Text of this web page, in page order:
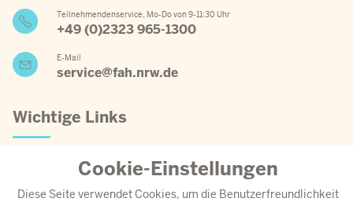
Teilnehmendenservice, Mo-Do von 9-11:30 Uhr
+49 (0)2323 965-1300
E-Mail
service@fah.nrw.de
Wichtige Links
Jahresprogramm 2026
Aktueller Speiseplan
Cookie-Einstellungen
Diese Seite verwendet Cookies, um die Benutzerfreundlichkeit